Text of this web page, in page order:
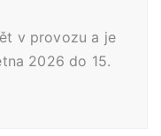
v provozu a je
2026 do 15.